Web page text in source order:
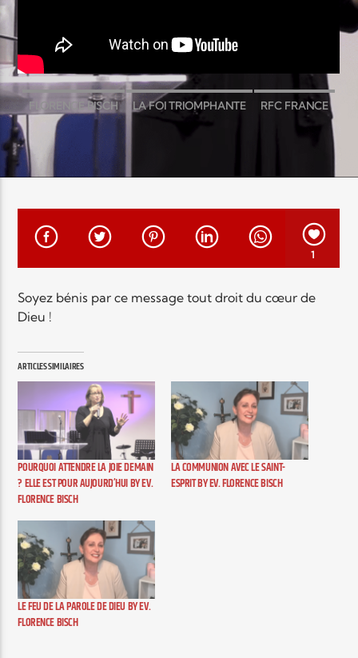
Elyon Live
Elyon Kids
FLORENCE BISCH LA FOI TRIOMPHANTE RFC FRANCE
1
Soyez bénis par ce message tout droit du cœur de
Dieu !
ARTICLES SIMILAIRES
POURQUOI ATTENDRE LA JOIE DEMAIN
? ELLE EST POUR AUJOURD’HUI BY EV.
FLORENCE BISCH
LA COMMUNION AVEC LE SAINT-
ESPRIT BY EV. FLORENCE BISCH
LE FEU DE LA PAROLE DE DIEU BY EV.
FLORENCE BISCH